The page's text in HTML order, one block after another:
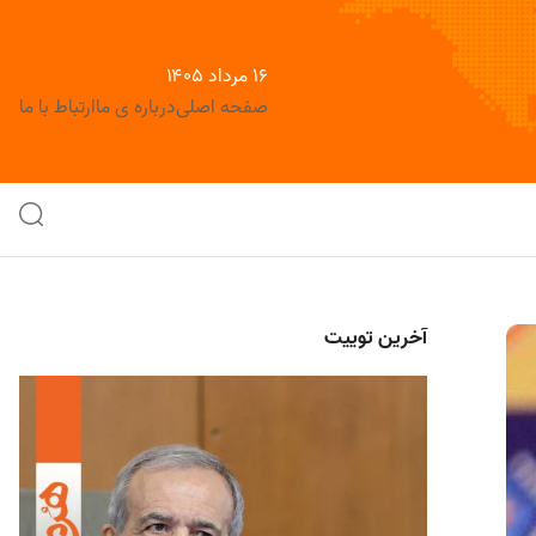
۱۶ مرداد ۱۴۰۵
صفحه اصلیدرباره ی ماارتباط با ما
آخرین توییت